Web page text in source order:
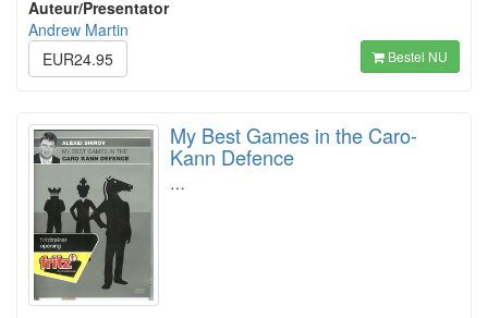
Auteur/Presentator
Andrew Martin
EUR24.95
Bestel NU
My Best Games in the Caro-
Kann Defence
…